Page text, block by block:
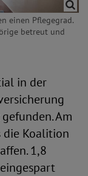
einen Pflegegrad.
betreut und
in der
Am
die Koalition
1,8